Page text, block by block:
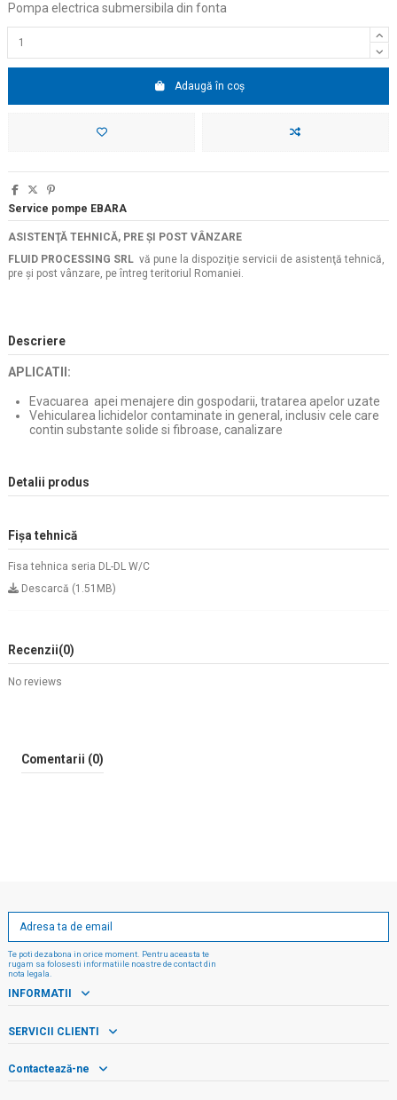
Pompa electrica submersibila din fonta
Adaugă în coș
Service pompe EBARA
ASISTENŢĂ TEHNICĂ, PRE ŞI POST VÂNZARE
FLUID PROCESSING SRL vă pune la dispoziţie servicii de asistenţă tehnică,
pre şi post vânzare, pe întreg teritoriul Romaniei.
Descriere
APLICATII:
Evacuarea apei menajere din gospodarii, tratarea apelor uzate
Vehicularea lichidelor contaminate in general, inclusiv cele care
contin substante solide si fibroase, canalizare
Detalii produs
Fișa tehnică
Fisa tehnica seria DL-DL W/C
Descarcă (1.51MB)
Recenzii(0)
No reviews
Comentarii (0)
Te poti dezabona in orice moment. Pentru aceasta te
rugam sa folosesti informatiile noastre de contact din
nota legala.
INFORMATII
SERVICII CLIENTI
Contactează-ne